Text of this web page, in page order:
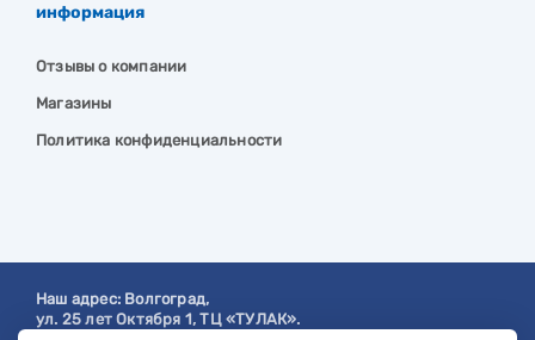
информация
Отзывы о компании
Магазины
Политика конфиденциальности
Наш адрес: Волгоград,
ул. 25 лет Октября 1, ТЦ «ТУЛАК».